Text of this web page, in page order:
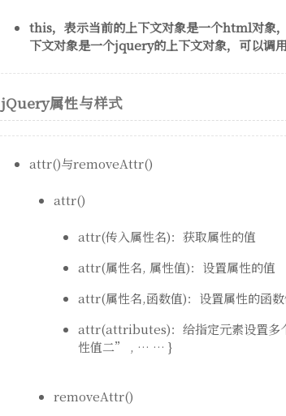
this，表示当前的上下文对象是一个html对象
下文对象是一个jquery的上下文对象，可以调
jQuery属性与样式
attr()与removeAttr()
attr()
attr(传入属性名)：获取属性的值
attr(属性名, 属性值)：设置属性的值
attr(属性名,函数值)：设置属性的函
attr(attributes)：给指定元素设置多
性值二” , … … }
removeAttr()